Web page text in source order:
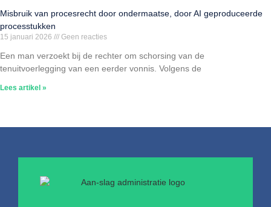
Misbruik van procesrecht door ondermaatse, door AI geproduceerde
processtukken
15 januari 2026 Geen reacties
Een man verzoekt bij de rechter om schorsing van de
tenuitvoerlegging van een eerder vonnis. Volgens de
Lees artikel »